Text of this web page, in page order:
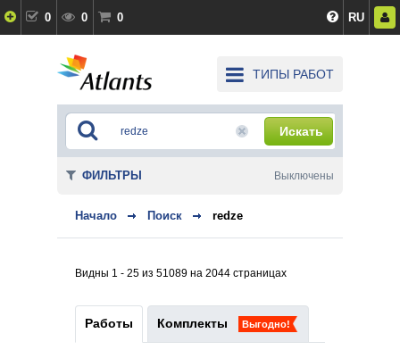
0 0 0 RU
ТИПЫ РАБОТ
Искать
Начало Поиск redze
Видны 1 - 25 из 51089 на 2044 страницах
Работы Комплекты Выгодно!
ФИЛЬТРЫ Выключены